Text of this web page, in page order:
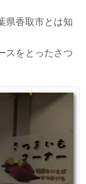
県香取市とは知
スをとったさつ